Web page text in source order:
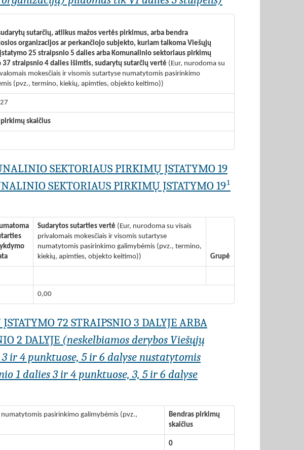
sutarčių, atlikus mažos vertės pirkimus, arba bendra
organizacijos ar perkančiojo subjekto, kuriam taikoma Viešųjų
25 straipsnio 5 dalies arba Komunalinio sektoriaus pirkimų
37 straipsnio 4 dalies išimtis, sudarytų sutarčių vertė (Eur, nurodoma su
mokesčiais ir visomis sutartyse numatytomis pasirinkimo
(pvz., termino, kiekių, apimties, objekto keitimo))
skaičius
SEKTORIAUS PIRKIMŲ ĮSTATYMO 19
SEKTORIAUS PIRKIMŲ ĮSTATYMO 19¹
Sudarytos sutarties vertė (Eur, nurodoma su visais
privalomais mokesčiais ir visomis sutartyse
numatytomis pasirinkimo galimybėmis (pvz., termino,
kiekių, apimties, objekto keitimo))
Grupė
0,00
72 STRAIPSNIO 3 DALYJE ARBA
2 DALYJE (neskelbiamos derybos Viešųjų
ir 4 punktuose, 5 ir 6 dalyse nustatytomis
1 dalies 3 ir 4 punktuose, 3, 5 ir 6 dalyse
pasirinkimo galimybėmis (pvz.,
Bendras pirkimų
skaičius
0